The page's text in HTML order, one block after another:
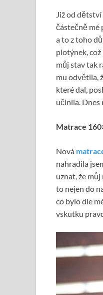
Již od
částečně mé
a to z toho
plotýnek,
můj stav tak
mu odvětila,
které dal,
učinila. Dnes
Matrace
Nová
nahradila
uznat, že
to nejen do
co bylo dle
vskutku